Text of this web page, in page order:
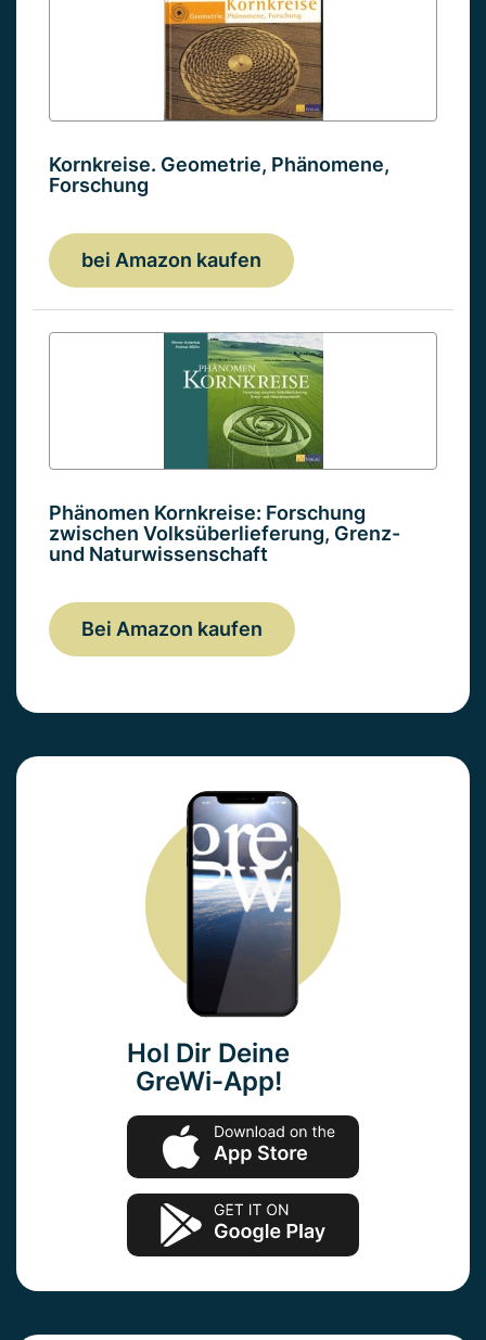
Kornkreise. Geometrie, Phänomene,
Forschung
bei Amazon kaufen
Phänomen Kornkreise: Forschung
zwischen Volksüberlieferung, Grenz-
und Naturwissenschaft
Bei Amazon kaufen
Hol Dir Deine
GreWi-App!